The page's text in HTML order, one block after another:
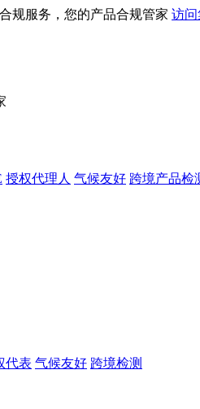
规服务，您的产品合规管家 访问
授权代理人 气候友好 跨境产品检
代表 气候友好 跨境检测